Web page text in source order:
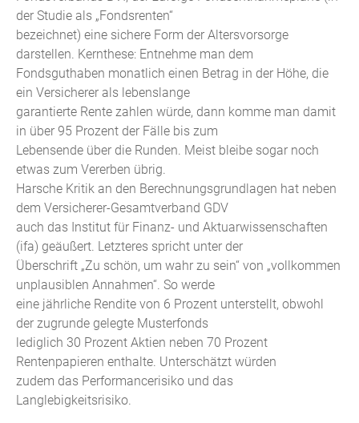
der Studie als „Fondsrenten“
bezeichnet) eine sichere Form der Altersvorsorge
darstellen. Kernthese: Entnehme man dem
Fondsguthaben monatlich einen Betrag in der Höhe, die
ein Versicherer als lebenslange
garantierte Rente zahlen würde, dann komme man damit
in über 95 Prozent der Fälle bis zum
Lebensende über die Runden. Meist bleibe sogar noch
etwas zum Vererben übrig.
Harsche Kritik an den Berechnungsgrundlagen hat neben
dem Versicherer-Gesamtverband GDV
auch das Institut für Finanz- und Aktuarwissenschaften
(ifa) geäußert. Letzteres spricht unter der
Überschrift „Zu schön, um wahr zu sein“ von „vollkommen
unplausiblen Annahmen“. So werde
eine jährliche Rendite von 6 Prozent unterstellt, obwohl
der zugrunde gelegte Musterfonds
lediglich 30 Prozent Aktien neben 70 Prozent
Rentenpapieren enthalte. Unterschätzt würden
zudem das Performancerisiko und das
Langlebigkeitsrisiko.